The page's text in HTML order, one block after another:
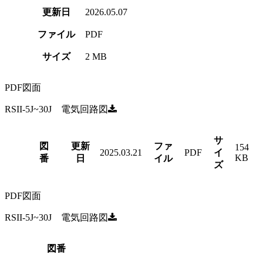
更新日 2026.05.07
ファイル PDF
サイズ 2 MB
PDF図面
RSII-5J~30J 電気回路図
図
番
更新
日
2025.03.21
ファ
イル
PDF
サ
イ
ズ
154
KB
PDF図面
RSII-5J~30J 電気回路図
図番